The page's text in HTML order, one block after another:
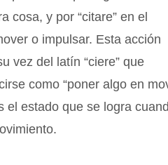
cosa, y por “citare” en el
o impulsar. Esta acción
vez del latín “ciere” que
como “poner algo en
el estado que se logra